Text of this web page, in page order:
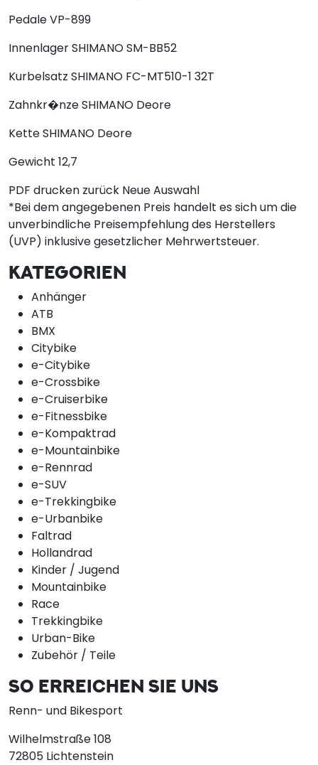
PedaleVP-899
InnenlagerSHIMANO SM-BB52
Kurbelsatz SHIMANO FC-MT510-1 32T
Zahnkr�nzeSHIMANO Deore
KetteSHIMANO Deore
Gewicht 12,7
PDF drucken zurück Neue Auswahl
*Bei dem angegebenen Preis handelt es sich um die
unverbindliche Preisempfehlung des Herstellers
(UVP) inklusive gesetzlicher Mehrwertsteuer.
KATEGORIEN
Anhänger
ATB
BMX
Citybike
e-Citybike
e-Crossbike
e-Cruiserbike
e-Fitnessbike
e-Kompaktrad
e-Mountainbike
e-Rennrad
e-SUV
e-Trekkingbike
e-Urbanbike
Faltrad
Hollandrad
Kinder / Jugend
Mountainbike
Race
Trekkingbike
Urban-Bike
Zubehör / Teile
SO ERREICHEN SIE UNS
Renn- und Bikesport
Wilhelmstraße 108
72805 Lichtenstein